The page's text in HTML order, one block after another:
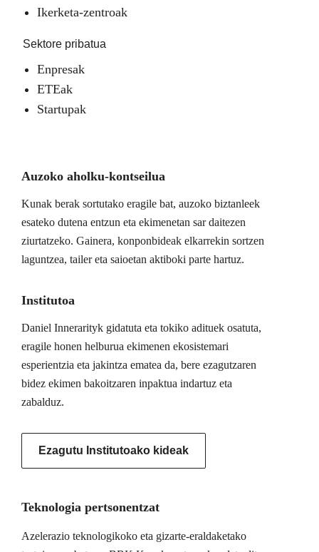
Ikerketa-zentroak
Sektore pribatua
Enpresak
ETEak
Startupak
Auzoko aholku-kontseilua
Kunak berak sortutako eragile bat, auzoko biztanleek
esateko dutena entzun eta ekimenetan sar daitezen
ziurtatzeko. Gainera, konponbideak elkarrekin sortzen
laguntzea, tailer eta saioetan aktiboki parte hartuz.
Institutoa
Daniel Innerarityk gidatuta eta tokiko adituek osatuta,
eragile honen helburua ekimenen ekosistemari
esperientzia eta jakintza ematea da, bere ezagutzaren
bidez ekimen bakoitzaren inpaktua indartuz eta
zabalduz.
Ezagutu Institutoako kideak
Teknologia pertsonentzat
Azelerazio teknologikoko eta gizarte-eraldaketako